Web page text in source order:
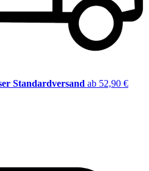
Standardversand ab 52,90 €